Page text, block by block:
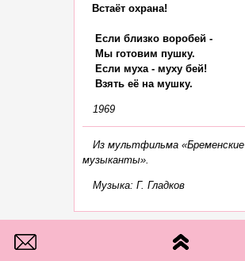
   Встаёт охрана!
    Если близко воробей -
    Мы готовим пушку.
    Если муха - муху бей!
1969
Из мультфильма «Бременские
музыканты».
Музыка: Г. Гладков